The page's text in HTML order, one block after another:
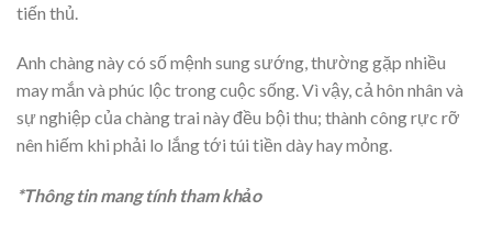
tiến thủ.
Anh chàng này có số mệnh sung sướng, thường gặp nhiều
may mắn và phúc lộc trong cuộc sống. Vì vậy, cả hôn nhân và
sự nghiệp của chàng trai này đều bội thu; thành công rực rỡ
nên hiếm khi phải lo lắng tới túi tiền dày hay mỏng.
*Thông tin mang tính tham khảo